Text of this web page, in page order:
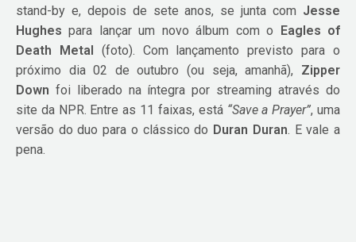
stand-by e, depois de sete anos, se junta com Jesse
Hughes para lançar um novo álbum com o Eagles of
Death Metal (foto). Com lançamento previsto para o
próximo dia 02 de outubro (ou seja, amanhã), Zipper
Down foi liberado na íntegra por streaming através do
site da NPR. Entre as 11 faixas, está “Save a Prayer”, uma
versão do duo para o clássico do Duran Duran. E vale a
pena.